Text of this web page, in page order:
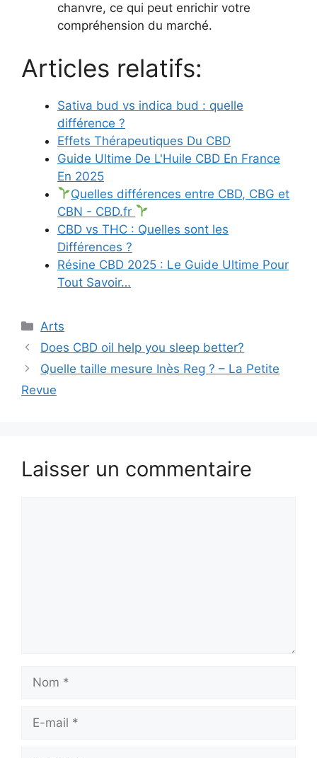
chanvre, ce qui peut enrichir votre
compréhension du marché.
Articles relatifs:
Sativa bud vs indica bud : quelle
différence ?
Effets Thérapeutiques Du CBD
Guide Ultime De L'Huile CBD En France
En 2025
Quelles différences entre CBD, CBG et
CBN - CBD.fr
CBD vs THC : Quelles sont les
Différences ?
Résine CBD 2025 : Le Guide Ultime Pour
Tout Savoir…
Catégories
Arts
Does CBD oil help you sleep better?
Quelle taille mesure Inès Reg ? – La Petite
Revue
Laisser un commentaire
mail